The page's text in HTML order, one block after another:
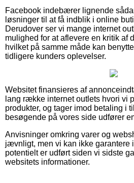
Facebook indebærer lignende
løsninger til at få indblik i online
Derudover ser vi mange internet
mulighed for at aflevere en kritik af
hvilket på samme måde kan
tidligere kunders oplevelser.
Websitet finansieres af
lang række internet outlets hvori vi
produkter, og tager imod betaling i
besøgende på vores side udfører
Anvisninger omkring varer og
jævnligt, men vi kan ikke garantere
potentielt er udført siden vi sidste
websitets informationer.